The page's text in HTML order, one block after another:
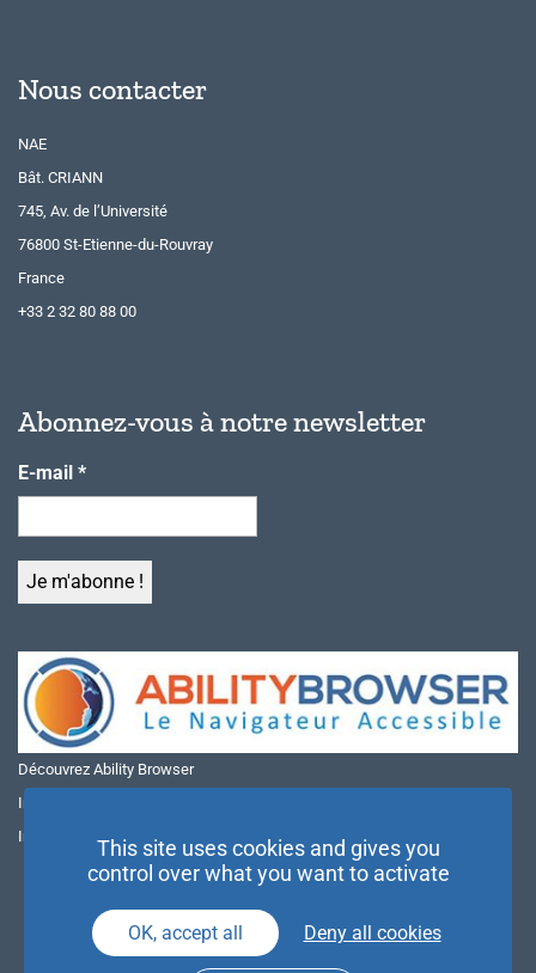
Nous contacter
NAE
Bât. CRIANN
745, Av. de l’Université
76800 St-Etienne-du-Rouvray
France
+33 2 32 80 88 00
Abonnez-vous à notre newsletter
E-mail *
Découvrez Ability Browser
Installer Ability Browser sur Windows
Installer Ability Browser sur Mac
This site uses cookies and gives you
control over what you want to activate
OK, accept all Deny all cookies